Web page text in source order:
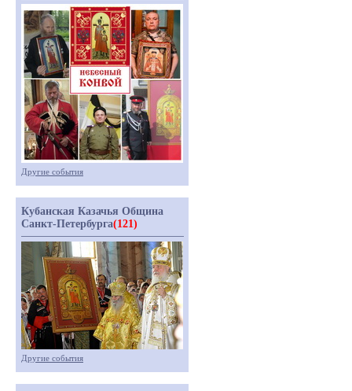
Другие события
Кубанская Казачья Община
Санкт-Петербурга(121)
Другие события